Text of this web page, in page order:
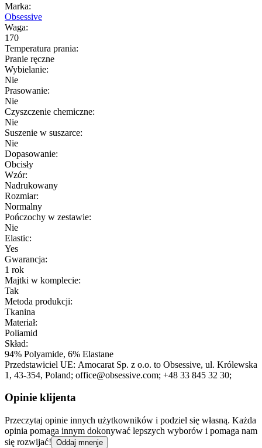
Marka:
Obsessive
Waga:
170
Temperatura prania:
Pranie ręczne
Wybielanie:
Nie
Prasowanie:
Nie
Czyszczenie chemiczne:
Nie
Suszenie w suszarce:
Nie
Dopasowanie:
Obcisły
Wzór:
Nadrukowany
Rozmiar:
Normalny
Pończochy w zestawie:
Nie
Elastic:
Yes
Gwarancja:
1 rok
Majtki w komplecie:
Tak
Metoda produkcji:
Tkanina
Materiał:
Poliamid
Skład:
94% Polyamide, 6% Elastane
Przedstawiciel UE: Amocarat Sp. z o.o. to Obsessive, ul. Królewska
1 , 43-354, Poland; office@obsessive.com; +48 33 845 32 30;
Opinie klijenta
Przeczytaj opinie innych użytkowników i podziel się własną. Każda
opinia pomaga innym dokonywać lepszych wyborów i pomaga nam
się rozwijać! Oddaj mnenje